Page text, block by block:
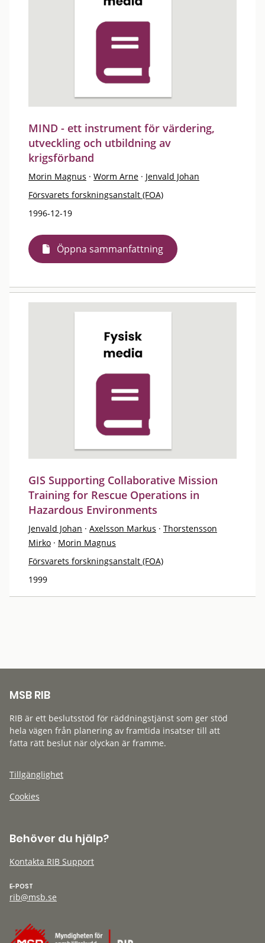
MIND - ett instrument för värdering,
utveckling och utbildning av
krigsförband
Morin Magnus · Worm Arne · Jenvald Johan
Försvarets forskningsanstalt (FOA)
1996-12-19
Öppna sammanfattning
GIS Supporting Collaborative Mission
Training for Rescue Operations in
Hazardous Environments
Jenvald Johan · Axelsson Markus · Thorstensson
Mirko · Morin Magnus
Försvarets forskningsanstalt (FOA)
1999
MSB RIB
RIB är ett beslutsstöd för räddningstjänst som ger stöd
hela vägen från planering av framtida insatser till att
fatta rätt beslut när olyckan är framme.
Tillgänglighet
Cookies
Behöver du hjälp?
Kontakta RIB Support
E-POST
rib@msb.se